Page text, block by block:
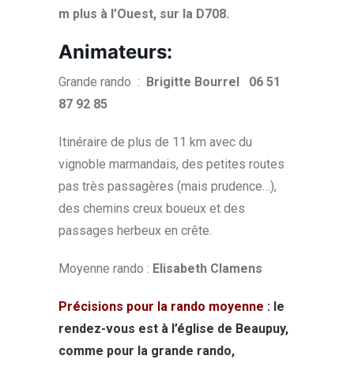
m plus à l’Ouest, sur la D708.
Animateurs:
Grande rando : Brigitte Bourrel 06 51
87 92 85
Itinéraire de plus de 11 km avec du
vignoble marmandais, des petites routes
pas très passagères (mais prudence…),
des chemins creux boueux et des
passages herbeux en crête.
Moyenne rando : Elisabeth Clamens
Précisions pour la rando moyenne : le
rendez-vous est à l’église de Beaupuy,
comme pour la grande rando,